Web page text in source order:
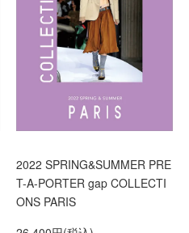
2022 SPRING&SUMMER PRE
T-A-PORTER gap COLLECTI
ONS PARIS